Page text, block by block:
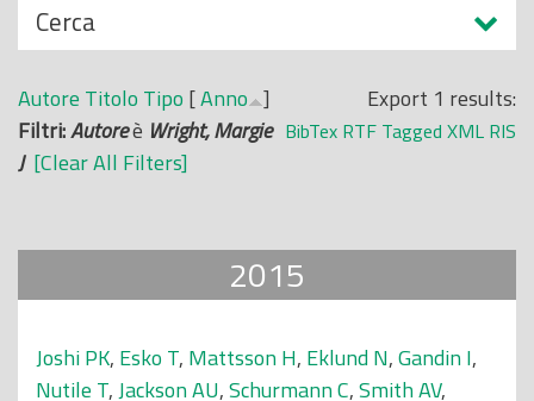
N
a
s
c
o
n
i
Cerca
Export 1 results:
BibTex RTF Tagged XML RIS
Autore Titolo Tipo [Anno ]
Filtri:Autoreè Wright, Margie
J [Clear All Filters]
2015
Joshi PK, Esko T, Mattsson H, Eklund N,Gandin I,
Nutile T,Jackson AU,Schurmann C,Smith AV,